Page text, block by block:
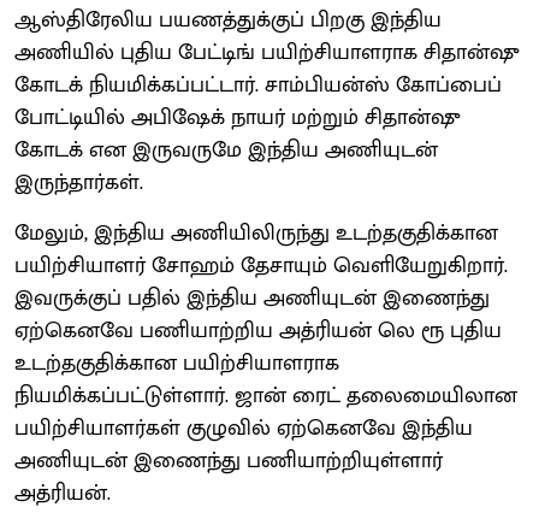
ஆஸ்திரேலிய பயணத்துக்குப் பிறகு இந்திய
அணியில் புதிய பேட்டிங் பயிற்சியாளராக சிதான்ஷு
கோடக் நியமிக்கப்பட்டார். சாம்பியன்ஸ் கோப்பைப்
போட்டியில் அபிஷேக் நாயர் மற்றும் சிதான்ஷு
கோடக் என இருவருமே இந்திய அணியுடன்
இருந்தார்கள்.
மேலும், இந்திய அணியிலிருந்து உடற்தகுதிக்கான
பயிற்சியாளர் சோஹம் தேசாயும் வெளியேறுகிறார்.
இவருக்குப் பதில் இந்திய அணியுடன் இணைந்து
ஏற்கெனவே பணியாற்றிய அத்ரியன் லெ ரூ புதிய
உடற்தகுதிக்கான பயிற்சியாளராக
நியமிக்கப்பட்டுள்ளார். ஜான் ரைட் தலைமையிலான
பயிற்சியாளர்கள் குழுவில் ஏற்கெனவே இந்திய
அணியுடன் இணைந்து பணியாற்றியுள்ளார்
அத்ரியன்.